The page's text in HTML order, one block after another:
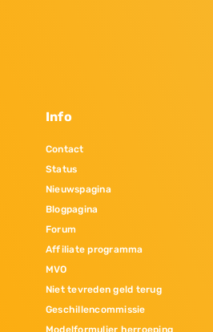
Info
Contact
Status
Nieuwspagina
Blogpagina
Forum
Affiliate programma
MVO
Niet tevreden geld terug
Geschillencommissie